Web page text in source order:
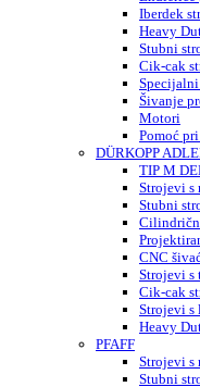
Iberdek
Heavy
Stubni
Cik-cak
Šivanje
Motori
Pomoć
DÜRKOPP
TIP M
Strojevi s
Stubni
CNC
Strojevi s
Cik-cak
Strojevi s
Heavy
PFAFF
Strojevi s
Stubni